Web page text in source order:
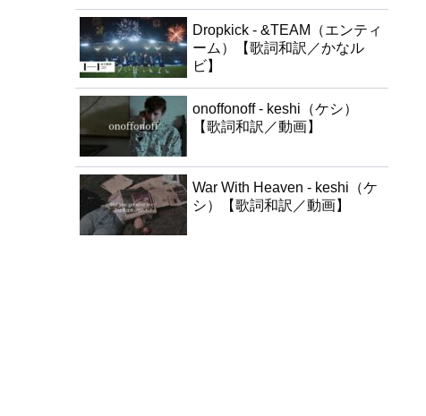
Dropkick - &TEAM（エンティ
ーム）【歌詞和訳／かなル
ビ】
onoffonoff - keshi（ケシ）
【歌詞和訳／動画】
War With Heaven - keshi（ケ
シ）【歌詞和訳／動画】